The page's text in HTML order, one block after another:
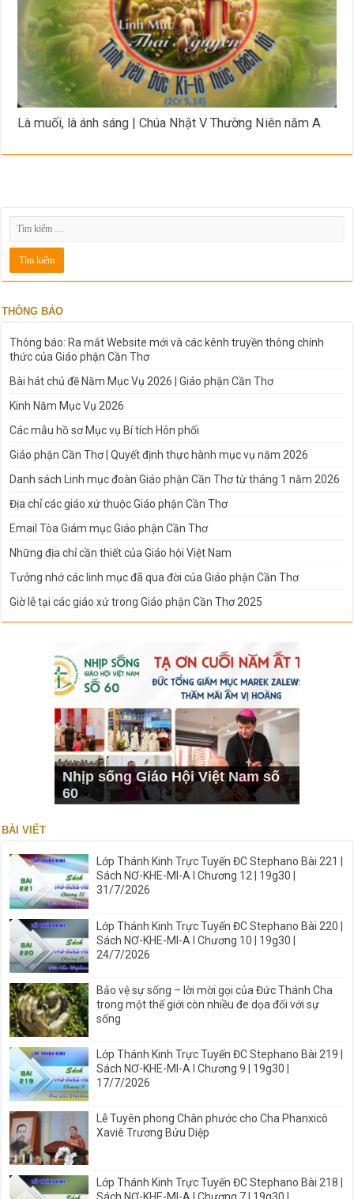
Là muối, là ánh sáng | Chúa Nhật V Thường Niên năm A
THÔNG BÁO
Thông báo: Ra mắt Website mới và các kênh truyền thông chính
thức của Giáo phận Cần Thơ
Bài hát chủ đề Năm Mục Vụ 2026 | Giáo phận Cần Thơ
Kinh Năm Mục Vụ 2026
Các mẫu hồ sơ Mục vụ Bí tích Hôn phối
Giáo phận Cần Thơ | Quyết định thực hành mục vụ năm 2026
Danh sách Linh mục đoàn Giáo phận Cần Thơ từ tháng 1 năm 2026
Địa chỉ các giáo xứ thuộc Giáo phận Cần Thơ
Email Tòa Giám mục Giáo phận Cần Thơ
Những địa chỉ cần thiết của Giáo hội Việt Nam
Tưởng nhớ các linh mục đã qua đời của Giáo phận Cần Thơ
Giờ lễ tại các giáo xứ trong Giáo phận Cần Thơ 2025
Nhịp sống Giáo Hội Việt Nam số
60
BÀI VIẾT
Lớp Thánh Kinh Trực Tuyến ĐC Stephano Bài 221 |
Sách NƠ-KHE-MI-A I Chương 12 | 19g30 |
31/7/2026
Lớp Thánh Kinh Trực Tuyến ĐC Stephano Bài 220 |
Sách NƠ-KHE-MI-A I Chương 10 | 19g30 |
24/7/2026
Bảo vệ sự sống – lời mời gọi của Đức Thánh Cha
trong một thế giới còn nhiều đe dọa đối với sự
sống
Lớp Thánh Kinh Trực Tuyến ĐC Stephano Bài 219 |
Sách NƠ-KHE-MI-A I Chương 9 | 19g30 |
17/7/2026
Lễ Tuyên phong Chân phước cho Cha Phanxicô
Xaviê Trương Bửu Diệp
Lớp Thánh Kinh Trực Tuyến ĐC Stephano Bài 218 |